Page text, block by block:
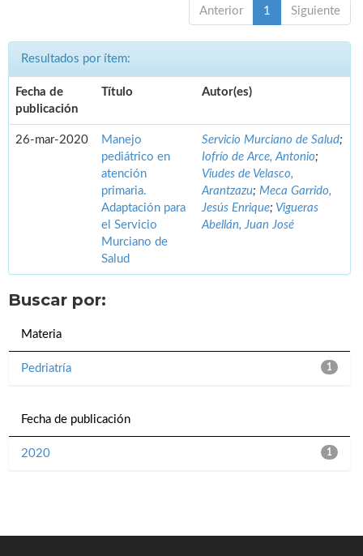
Anterior 1 Siguiente
Resultados por ítem:
Fecha de
publicación
Título Autor(es)
26-mar-2020
Manejo
pediátrico en
atención
primaria.
Adaptación para
el Servicio
Murciano de
Salud
Servicio Murciano de Salud;
Iofrío de Arce, Antonio;
Viudes de Velasco,
Arantzazu; Meca Garrido,
Jesús Enrique; Vigueras
Abellán, Juan José
Buscar por:
Materia
1
Pedriatría
Fecha de publicación
1
2020